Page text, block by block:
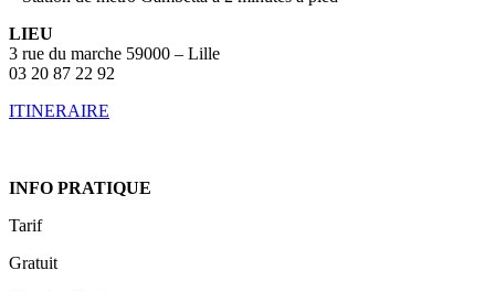
LIEU
3 rue du marche 59000 – Lille
03 20 87 22 92
ITINERAIRE
INFO PRATIQUE
Tarif
Gratuit